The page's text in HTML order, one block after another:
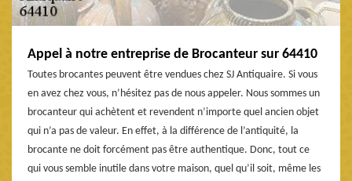
Appel à notre entreprise de Brocanteur sur 64410
Toutes brocantes peuvent être vendues chez SJ Antiquaire. Si vous
en avez chez vous, n’hésitez pas de nous appeler. Nous sommes un
brocanteur qui achètent et revendent n’importe quel ancien objet
qui n’a pas de valeur. En effet, à la différence de l’antiquité, la
brocante ne doit forcément pas être authentique. Donc, tout ce
qui vous semble inutile dans votre maison, quel qu’il soit, même les